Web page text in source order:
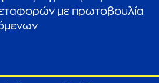
με πρωτοβουλία